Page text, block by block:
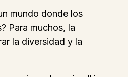
mundo donde los
Para muchos, la
la diversidad y la